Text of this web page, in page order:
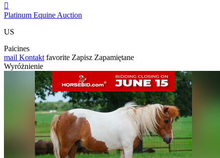

Platinum Equine Auction
US
Paicines
mail Kontakt favorite Zapisz Zapamiętane
Wyróżnienie